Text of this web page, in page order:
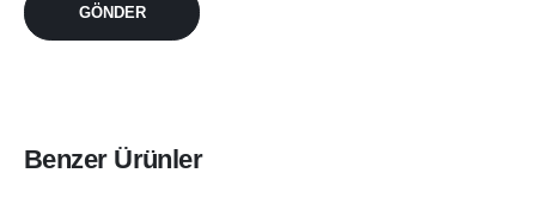
Benzer Ürünler